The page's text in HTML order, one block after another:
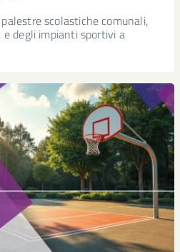
scolastiche comunali,
degli impianti sportivi a